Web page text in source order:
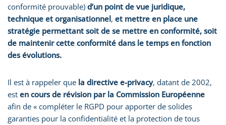
conformité prouvable) d’un point de vue juridique,
technique et organisationnel, et mettre en place une
stratégie permettant soit de se mettre en conformité, soit
de maintenir cette conformité dans le temps en fonction
des évolutions.
Il est à rappeler que la directive e-privacy, datant de 2002,
est en cours de révision par la Commission Européenne
afin de « compléter le RGPD pour apporter de solides
garanties pour la confidentialité et la protection de tous